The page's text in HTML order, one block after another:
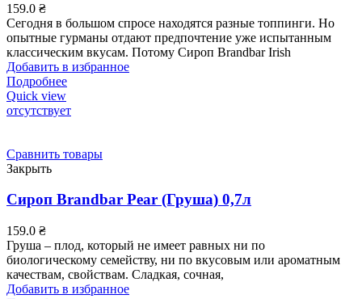
159.0 ₴
Сегодня в большом спросе находятся разные топпинги. Но
опытные гурманы отдают предпочтение уже испытанным
классическим вкусам. Потому Сироп Brandbar Irish
Добавить в избранное
Подробнее
Quick view
отсутствует
Сравнить товары
Закрыть
Сироп Brandbar Pear (Груша) 0,7л
159.0 ₴
Груша – плод, который не имеет равных ни по
биологическому семейству, ни по вкусовым или ароматным
качествам, свойствам. Сладкая, сочная,
Добавить в избранное